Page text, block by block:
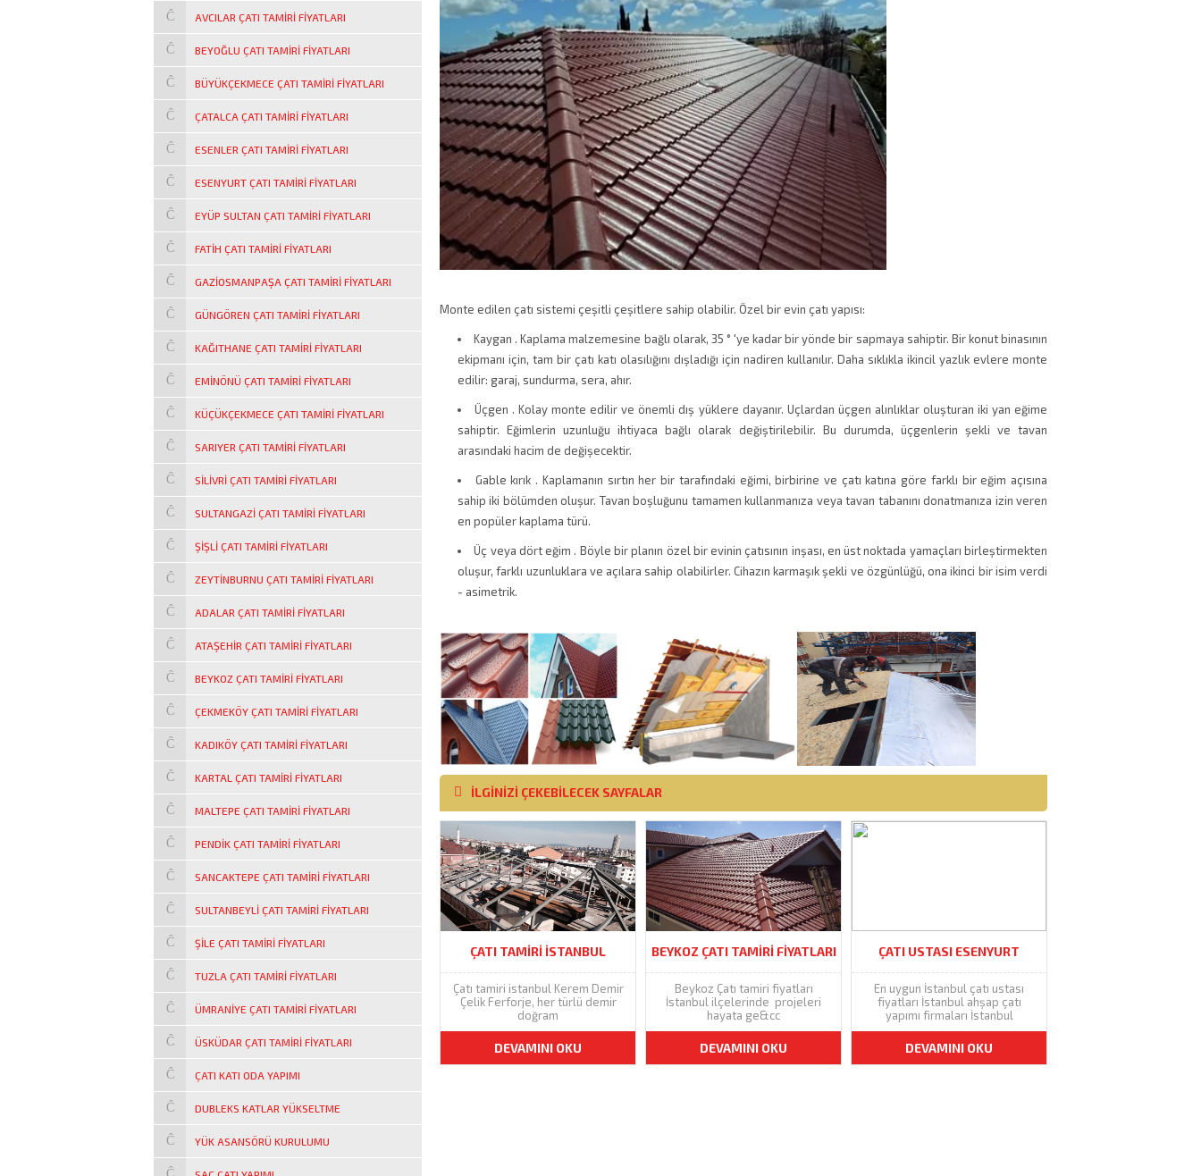
Monte edilen çatı sistemi çeşitli çeşitlere sahip olabilir. Özel bir evin çatı yapısı:
Kaygan . Kaplama malzemesine bağlı olarak, 35 ° 'ye kadar bir yönde bir sapmaya sahiptir. Bir konut binasının
ekipmanı için, tam bir çatı katı olasılığını dışladığı için nadiren kullanılır. Daha sıklıkla ikincil yazlık evlere monte
edilir: garaj, sundurma, sera, ahır.
Üçgen . Kolay monte edilir ve önemli dış yüklere dayanır. Uçlardan üçgen alınlıklar oluşturan iki yan eğime
sahiptir. Eğimlerin uzunluğu ihtiyaca bağlı olarak değiştirilebilir. Bu durumda, üçgenlerin şekli ve tavan
arasındaki hacim de değişecektir.
Gable kırık . Kaplamanın sırtın her bir tarafındaki eğimi, birbirine ve çatı katına göre farklı bir eğim açısına
sahip iki bölümden oluşur. Tavan boşluğunu tamamen kullanmanıza veya tavan tabanını donatmanıza izin veren
en popüler kaplama türü.
Üç veya dört eğim . Böyle bir planın özel bir evinin çatısının inşası, en üst noktada yamaçları birleştirmekten
oluşur, farklı uzunluklara ve açılara sahip olabilirler. Cihazın karmaşık şekli ve özgünlüğü, ona ikinci bir isim verdi
- asimetrik.
AVCILAR ÇATI TAMIRI FIYATLARI
BEYOĞLU ÇATI TAMIRI FIYATLARI
BÜYÜKÇEKMECE ÇATI TAMIRI FIYATLARI
ÇATALCA ÇATI TAMIRI FIYATLARI
ESENLER ÇATI TAMIRI FIYATLARI
ESENYURT ÇATI TAMIRI FIYATLARI
EYÜP SULTAN ÇATI TAMIRI FIYATLARI
FATIH ÇATI TAMIRI FIYATLARI
GAZIOSMANPAŞA ÇATI TAMIRI FIYATLARI
GÜNGÖREN ÇATI TAMIRI FIYATLARI
KAĞITHANE ÇATI TAMIRI FIYATLARI
EMINÖNÜ ÇATI TAMIRI FIYATLARI
KÜÇÜKÇEKMECE ÇATI TAMIRI FIYATLARI
SARIYER ÇATI TAMIRI FIYATLARI
SILIVRI ÇATI TAMIRI FIYATLARI
SULTANGAZI ÇATI TAMIRI FIYATLARI
ŞIŞLI ÇATI TAMIRI FIYATLARI
ZEYTINBURNU ÇATI TAMIRI FIYATLARI
ADALAR ÇATI TAMIRI FIYATLARI
ATAŞEHIR ÇATI TAMIRI FIYATLARI
BEYKOZ ÇATI TAMIRI FIYATLARI
ÇEKMEKÖY ÇATI TAMIRI FIYATLARI
KADIKÖY ÇATI TAMIRI FIYATLARI
KARTAL ÇATI TAMIRI FIYATLARI
MALTEPE ÇATI TAMIRI FIYATLARI
PENDIK ÇATI TAMIRI FIYATLARI
SANCAKTEPE ÇATI TAMIRI FIYATLARI
SULTANBEYLI ÇATI TAMIRI FIYATLARI
ŞILE ÇATI TAMIRI FIYATLARI
TUZLA ÇATI TAMIRI FIYATLARI
ÜMRANIYE ÇATI TAMIRI FIYATLARI
ÜSKÜDAR ÇATI TAMIRI FIYATLARI
ÇATI KATI ODA YAPIMI
DUBLEKS KATLAR YÜKSELTME
YÜK ASANSÖRÜ KURULUMU
İLGİNİZİ ÇEKEBİLECEK SAYFALAR
ÇATI TAMIRI ISTANBUL
Çatı tamiri istanbul Kerem Demir
Çelik Ferforje, her türlü demir
doğram
DEVAMINI OKU
BEYKOZ ÇATI TAMIRI FIYATLARI
Beykoz Çatı tamiri fiyatları
İstanbul ilçelerinde projeleri
hayata ge&cc
DEVAMINI OKU
ÇATI USTASI ESENYURT
En uygun İstanbul çatı ustası
fiyatları İstanbul ahşap çatı
yapımı firmaları İstanbul
DEVAMINI OKU